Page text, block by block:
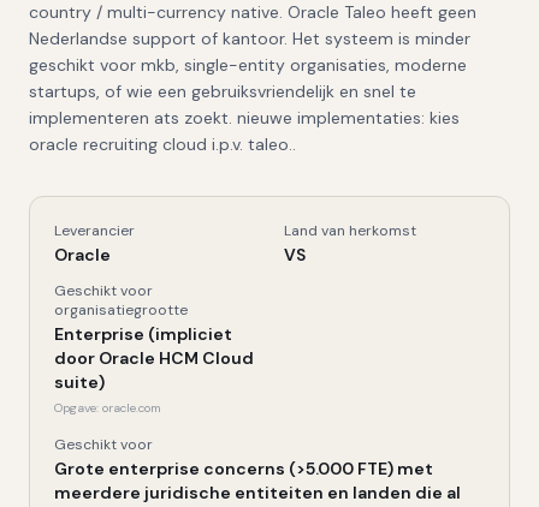
country / multi-currency native. Oracle Taleo heeft geen
Nederlandse support of kantoor. Het systeem is minder
geschikt voor mkb, single-entity organisaties, moderne
startups, of wie een gebruiksvriendelijk en snel te
implementeren ats zoekt. nieuwe implementaties: kies
oracle recruiting cloud i.p.v. taleo..
Oracle Taleo , Kerngegevens
Leverancier
Oracle
Land van herkomst
VS
Geschikt voor
organisatiegrootte
Enterprise (impliciet
door Oracle HCM Cloud
suite)
Opgave: oracle.com
Geschikt voor
Grote enterprise concerns (>5.000 FTE) met
meerdere juridische entiteiten en landen die al